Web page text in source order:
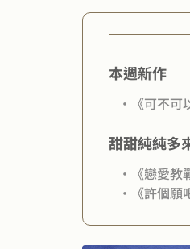
本週新作
・《可不
甜甜純純多
・《戀愛
・《許個